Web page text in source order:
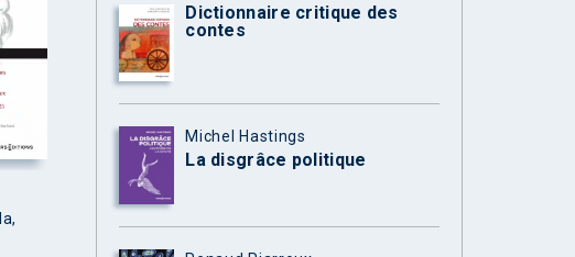
Dictionnaire critique des
contes
Michel Hastings
La disgrâce politique